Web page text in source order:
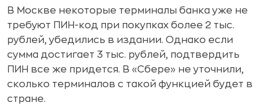
В Москве некоторые терминалы банка уже не
требуют ПИН-код при покупках более 2 тыс.
рублей, убедились в издании. Однако если
сумма достигает 3 тыс. рублей, подтвердить
ПИН все же придется. В «Сбере» не уточнили,
сколько терминалов с такой функцией будет в
стране.